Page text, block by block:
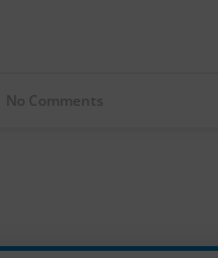
No Comments